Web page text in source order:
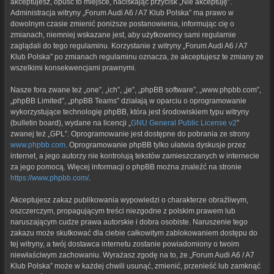
Administracja witryny „Forum Audi A6 / A7 Klub Polska” ma prawo w
dowolnym czasie zmienić poniższe postanowienia, informując cię o
zmianach, niemniej wskazane jest, aby użytkownicy sami regularnie
zaglądali do tego regulaminu. Korzystanie z witryny „Forum Audi A6 / A7
Klub Polska” po zmianach regulaminu oznacza, że akceptujesz te zmiany ze
wszelkimi konsekwencjami prawnymi.
Nasze fora zwane też „one”, „ich”, „je”, „phpBB software”, „www.phpbb.com”,
„phpBB Limited”, „phpBB Teams” działają w oparciu o oprogramowanie
wykorzystujące technologię phpBB, która jest środowiskiem typu witryny
(bulletin board), wydane na licencji „ GNU General Public License v2”
zwanej też „GPL”. Oprogramowanie jest dostępne do pobrania ze strony
www.phpbb.com . Oprogramowanie phpBB tylko ułatwia dyskusje przez
internet, a jego autorzy nie kontrolują tekstów zamieszczanych w internecie
za jego pomocą. Więcej informacji o phpBB można znaleźć na stronie
https://www.phpbb.com/.
Akceptujesz zakaz publikowania wypowiedzi o charakterze obraźliwym,
oszczerczym, propagującym treści niezgodne z polskim prawem lub
naruszającym cudze prawa autorskie i dobra osobiste. Naruszenie tego
zakazu może skutkować dla ciebie całkowitym zablokowaniem dostępu do
tej witryny, a twój dostawca internetu zostanie powiadomiony o twoim
niewłaściwym zachowaniu. Wyrażasz zgodę na to, że „Forum Audi A6 / A7
Klub Polska” może w każdej chwili usunąć, zmienić, przenieść lub zamknąć